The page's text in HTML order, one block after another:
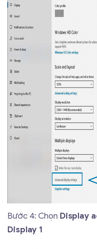
Bước 4: Chọn Display
Display 1